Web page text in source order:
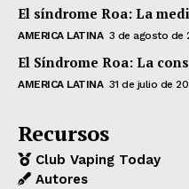
El síndrome Roa: La
AMERICA LATINA 3 de agosto de
El Síndrome Roa: La
AMERICA LATINA 31 de julio de
Recursos
Club Vaping Today
Autores